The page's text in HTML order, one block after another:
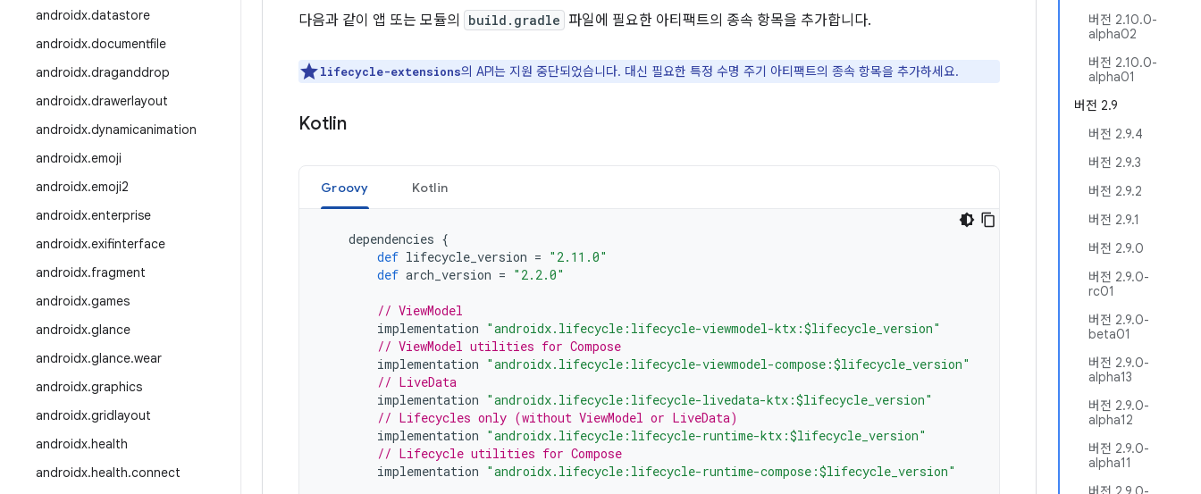
androidx.datastore
androidx.documentfile
androidx.draganddrop
androidx.drawerlayout
androidx.dynamicanimation
androidx.emoji
androidx.emoji2
androidx.enterprise
androidx.exifinterface
androidx.fragment
androidx.games
androidx.glance
androidx.glance.wear
androidx.graphics
androidx.gridlayout
androidx.health
androidx.health.connect
버전 2.10.0-
alpha02
버전 2.10.0-
alpha01
버전 2.9
버전 2.9.4
버전 2.9.3
버전 2.9.2
버전 2.9.1
버전 2.9.0
버전 2.9.0-
rc01
버전 2.9.0-
beta01
버전 2.9.0-
alpha13
버전 2.9.0-
alpha12
버전 2.9.0-
alpha11
다음과 같이 앱 또는 모듈의
build.gradle 파일에 필요한 아티팩트의 종속 항목을 추가합니다.
lifecycle-extensions의 API는 지원 중단되었습니다. 대신 필요한 특정 수명 주기 아티팩트의 종속 항목을 추가하세요.
Kotlin
Groovy Kotlin
dependencies {
def lifecycle_version = "2.11.0"
def arch_version = "2.2.0"
// ViewModel
implementation "androidx.lifecycle:lifecycle-viewmodel-ktx:$lifecycle_version"
// ViewModel utilities for Compose
implementation "androidx.lifecycle:lifecycle-viewmodel-compose:$lifecycle_version"
// LiveData
implementation "androidx.lifecycle:lifecycle-livedata-ktx:$lifecycle_version"
// Lifecycles only (without ViewModel or LiveData)
implementation "androidx.lifecycle:lifecycle-runtime-ktx:$lifecycle_version"
// Lifecycle utilities for Compose
implementation "androidx.lifecycle:lifecycle-runtime-compose:$lifecycle_version"